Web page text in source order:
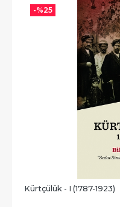
-%25
Kürtçülük - I (1787-1923)